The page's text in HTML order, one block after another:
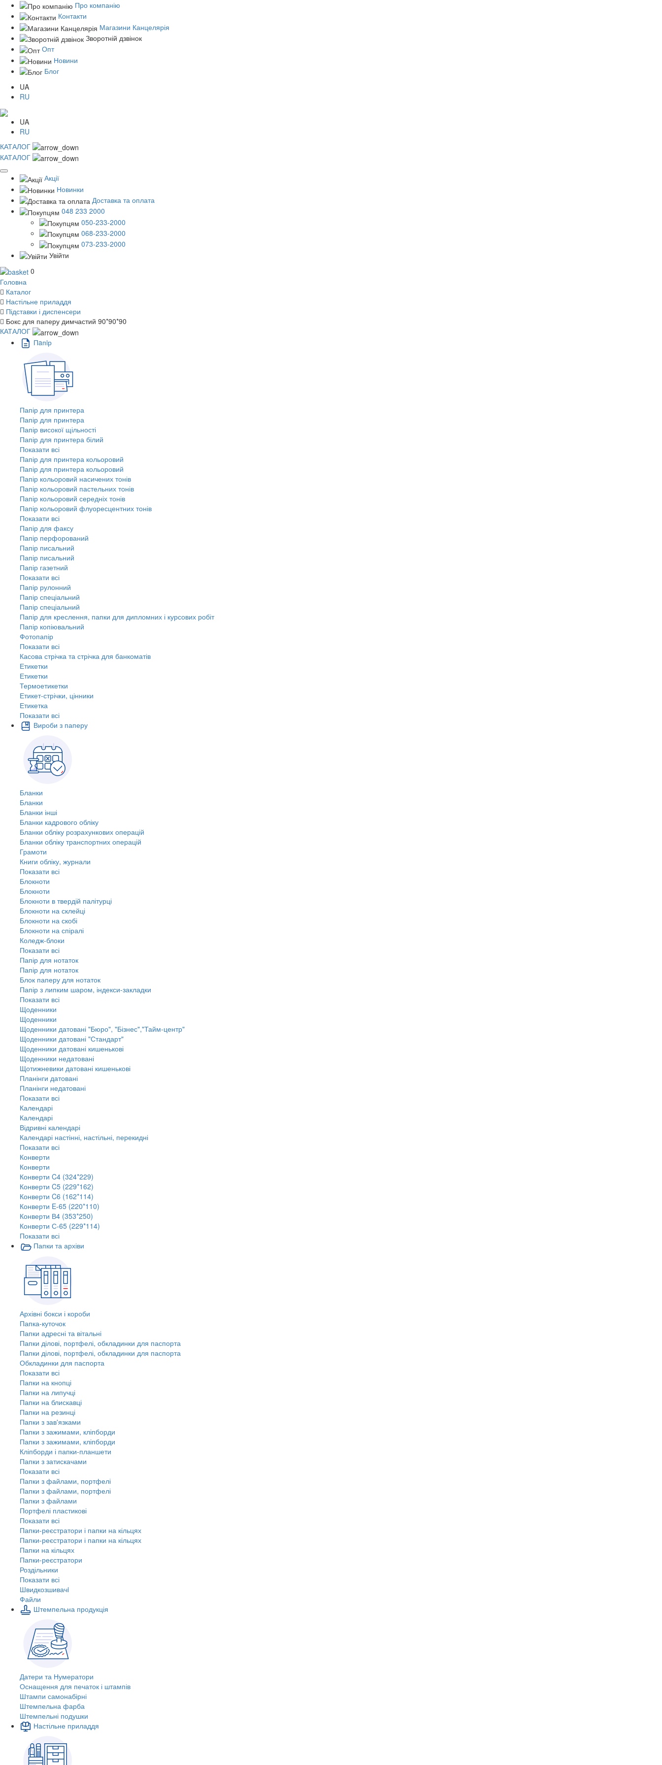
Про компанію
Контакти
Магазини Канцелярія
Зворотній дзвінок
Опт
Новини
Блог
UA
RU
UA
RU
КАТАЛОГ
КАТАЛОГ
Акції
Новинки
Доставка та оплата
048 233 2000
050-233-2000
068-233-2000
073-233-2000
Увійти
0
Головна
Каталог
Настільне приладдя
Підставки і диспенсери
Бокс для паперу димчастий 90*90*90
КАТАЛОГ
Пaпiр
Папір для принтера
Папір для принтера
Папір високої щільності
Папір для принтера білий
Показати всі
Папір для принтера кольоровий
Папір для принтера кольоровий
Папір кольоровий насичених тонів
Папір кольоровий пастельних тонів
Папір кольоровий середніх тонів
Папір кольоровий флуоресцентних тонів
Показати всі
Папір для факсу
Папір перфорований
Папір писальний
Папір писальний
Папір газетний
Показати всі
Папір рулонний
Папір спеціальний
Папір спеціальний
Папір для креслення, папки для дипломних і курсових робіт
Папір копіювальний
Фотопапір
Показати всі
Касова стрічка та стрічка для банкоматів
Етикетки
Етикетки
Термоетикетки
Етикет-стрічки, цінники
Етикетка
Показати всі
Вироби з паперу
Бланки
Бланки
Бланки інші
Бланки кадрового обліку
Бланки обліку розрахункових операцій
Бланки обліку транспортних операцій
Грамоти
Книги обліку, журнали
Показати всі
Блокноти
Блокноти
Блокноти в твердій палітурці
Блокноти на склейці
Блокноти на скобі
Блокноти на спіралі
Коледж-блоки
Показати всі
Папір для нотаток
Папір для нотаток
Блок паперу для нотаток
Папір з липким шаром, індекси-закладки
Показати всі
Щоденники
Щоденники
Щоденники датовані "Бюро", "Бізнес","Тайм-центр"
Щоденники датовані "Стандарт"
Щоденники датовані кишенькові
Щоденники недатовані
Щотижневики датовані кишенькові
Планінги датовані
Планінги недатовані
Показати всі
Календарі
Календарі
Відривні календарі
Календарі настінні, настільні, перекидні
Показати всі
Конверти
Конверти
Конверти C4 (324*229)
Конверти C5 (229*162)
Конверти C6 (162*114)
Конверти E-65 (220*110)
Конверти В4 (353*250)
Конверти С-65 (229*114)
Показати всі
Папки та архіви
Архівні бокси і короби
Папка-куточок
Папки адресні та вітальні
Папки ділові, портфелі, обкладинки для паспорта
Папки ділові, портфелі, обкладинки для паспорта
Обкладинки для паспорта
Показати всі
Папки на кнопці
Папки на липучці
Папки на блискавці
Папки на резинці
Папки з зав'язками
Папки з зажимами, кліпборди
Папки з зажимами, кліпборди
Кліпборди і папки-планшети
Папки з затискачами
Показати всі
Папки з файлами, портфелі
Папки з файлами, портфелі
Папки з файлами
Портфелі пластикові
Показати всі
Папки-реєстратори і папки на кільцях
Папки-реєстратори і папки на кільцях
Папки на кільцях
Папки-реєстратори
Роздільники
Показати всі
Швидкозшивачi
Файли
Штемпельна продукція
Датери та Нумератори
Оснащення для печаток і штампів
Штампи самонабірні
Штемпельна фарба
Штемпельні подушки
Настільне приладдя